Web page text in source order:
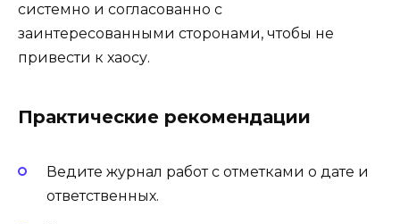
системно и согласованно с
заинтересованными сторонами, чтобы не
привести к хаосу.
Практические рекомендации
Ведите журнал работ с отметками о дате и
ответственных.